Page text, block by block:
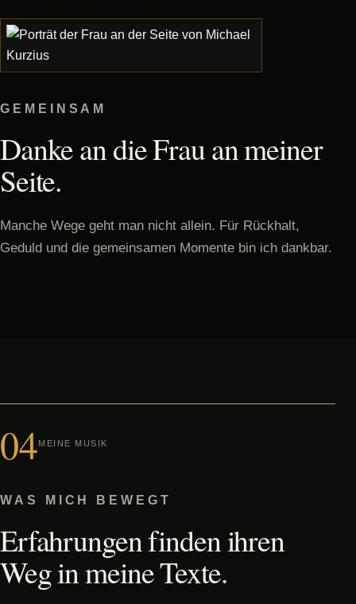
GEMEINSAM
Danke an die Frau an meiner
Seite.
Manche Wege geht man nicht allein. Für Rückhalt,
Geduld und die gemeinsamen Momente bin ich dankbar.
04MEINE MUSIK
WAS MICH BEWEGT
Erfahrungen finden ihren
Weg in meine Texte.